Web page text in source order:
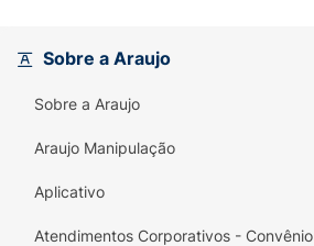
Sobre a Araujo
Sobre a Araujo
Araujo Manipulação
Aplicativo
Atendimentos Corporativos - Convênio